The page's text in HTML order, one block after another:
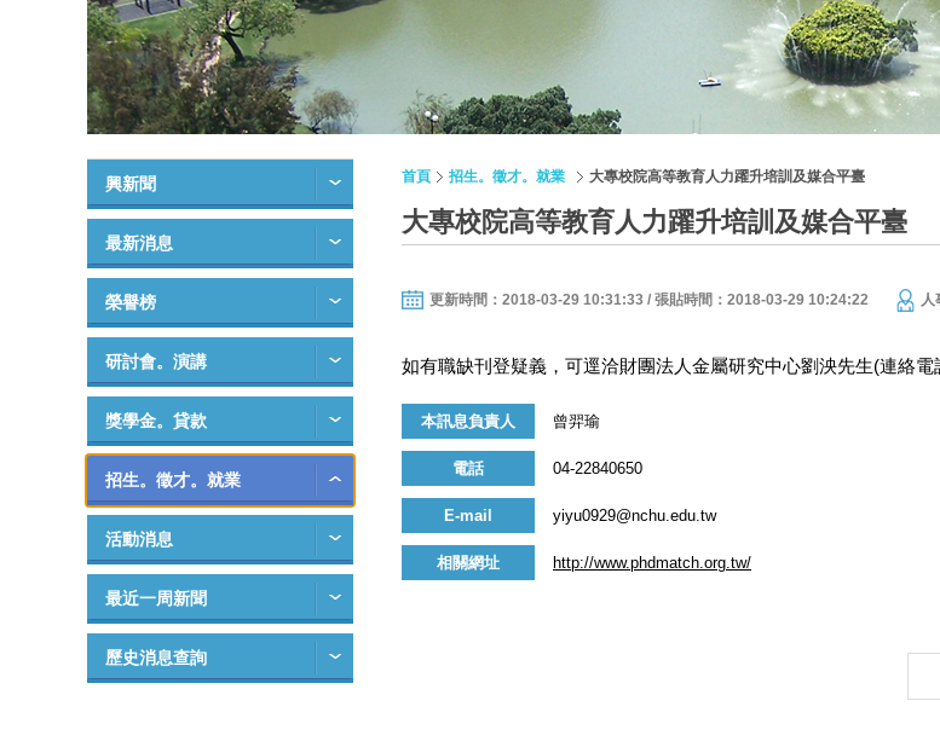
興新聞
最新消息
榮譽榜
研討會。演講
獎學金。貸款
招生。徵才。就業
活動消息
最近一周新聞
歷史消息查詢
首頁 招生。徵才。就業 大專校院高等教育人力躍升培訓及媒合平臺
大專校院高等教育人力躍升培訓及媒合平臺
更新時間：2018-03-29 10:31:33 / 張貼時間：2018-03-29 10:24:22
如有職缺刊登疑義，可逕洽財團法人金屬研究中心劉泱先生(連絡
本訊息負責人 曾羿瑜
電話 04-22840650
E-mail yiyu0929@nchu.edu.tw
相關網址 http://www.phdmatch.org.tw/